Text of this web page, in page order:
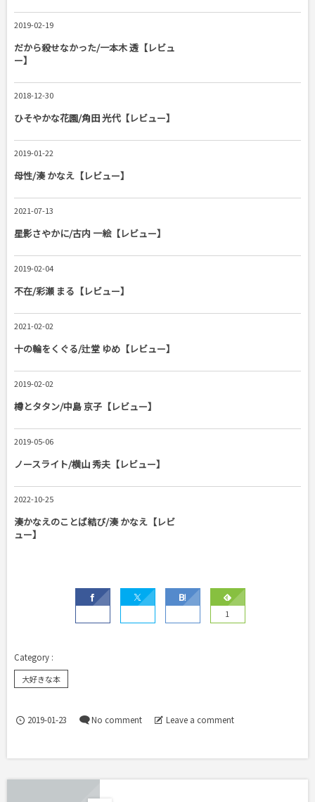
2019-02-19
だから殺せなかった/一本木 透【レビュ
ー】
2018-12-30
ひそやかな花園/角田 光代【レビュー】
2019-01-22
母性/湊 かなえ【レビュー】
2021-07-13
星影さやかに/古内 一絵【レビュー】
2019-02-04
不在/彩瀬 まる【レビュー】
2021-02-02
十の輪をくぐる/辻堂 ゆめ【レビュー】
2019-02-02
樽とタタン/中島 京子【レビュー】
2019-05-06
ノースライト/横山 秀夫【レビュー】
2022-10-25
湊かなえのことば結び/湊 かなえ【レビ
ュー】
1
大好きな本
2019-01-23 No comment Leave a comment